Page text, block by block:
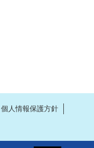
個人情報保護方針